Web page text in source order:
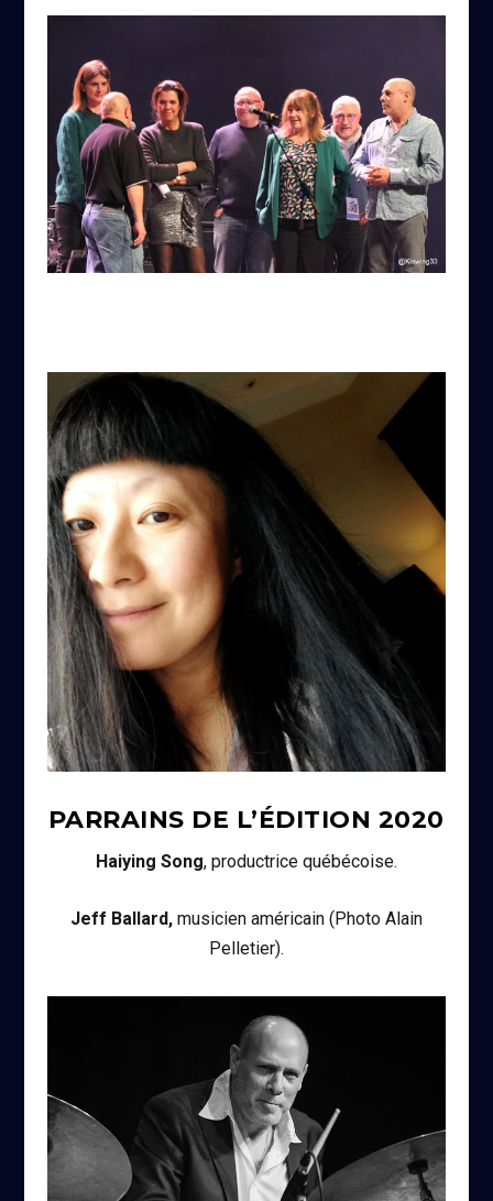
PARRAINS DE L’ÉDITION 2020
Haiying Song, productrice québécoise.
Jeff Ballard,musicien américain (Photo Alain
Pelletier).